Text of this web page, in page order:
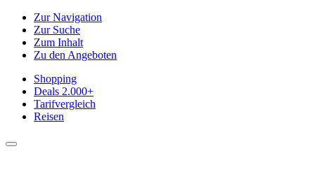
Zur Navigation
Zur Suche
Zum Inhalt
Zu den Angeboten
Shopping
Deals 2.000+
Tarifvergleich
Reisen